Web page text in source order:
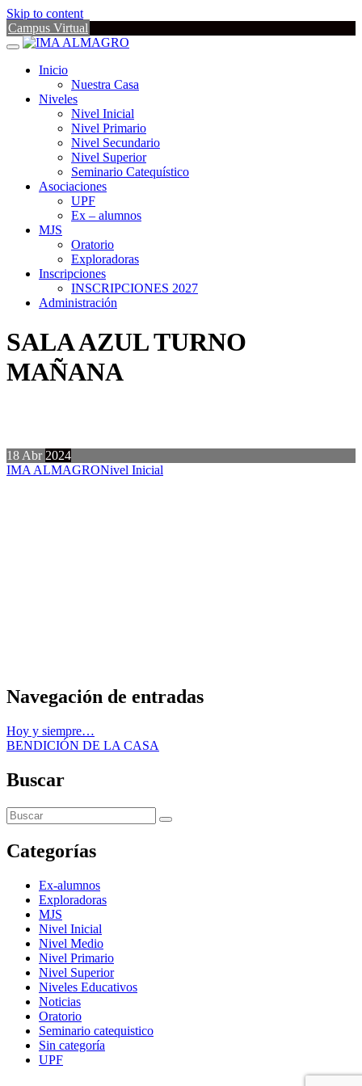
Skip to content
Campus Virtual
Inicio
Nuestra Casa
Niveles
Nivel Inicial
Nivel Primario
Nivel Secundario
Nivel Superior
Seminario Catequístico
Asociaciones
UPF
Ex – alumnos
MJS
Oratorio
Exploradoras
Inscripciones
INSCRIPCIONES 2027
Administración
SALA AZUL TURNO
MAÑANA
18Abr2024
IMA ALMAGRONivel Inicial
Navegación de entradas
Hoy y siempre…
BENDICIÓN DE LA CASA
Buscar
Categorías
Ex-alumnos
Exploradoras
MJS
Nivel Inicial
Nivel Medio
Nivel Primario
Nivel Superior
Niveles Educativos
Noticias
Oratorio
Seminario catequistico
Sin categoría
UPF